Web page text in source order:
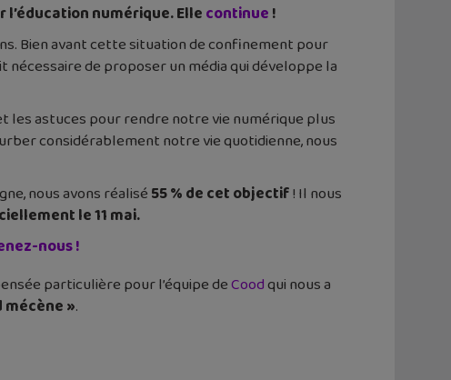
numérique. Ellecontinue!
Bien avant cette situation de confinement pour
nécessaire de proposer un média qui développe la
astuces pour rendre notre vie numérique plus
considérablement notre vie quotidienne, nous
nous avons réalisé55 % de cet objectif! Il nous
le 11 mai.
nous !
particulière pour l’équipe deCoodqui nous a
mécène ».